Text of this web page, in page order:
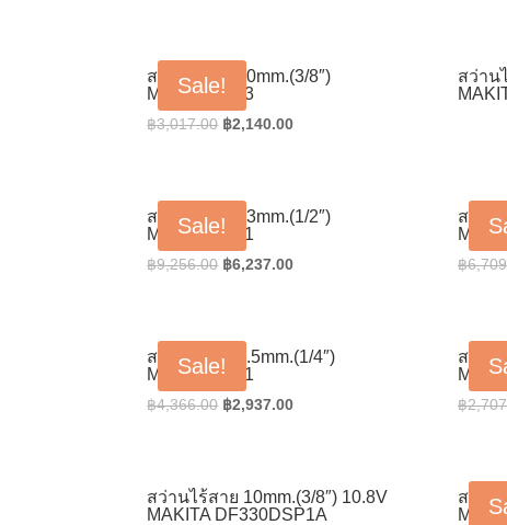
Sale!
สว่านไฟฟ้า 10mm.(3/8″)
MAKITA 6413
฿3,017.00 Original
฿3,017.00.
฿2,140.00Current
สว่าน
Sale!
สว่านไฟฟ้า 13mm.(1/2″)
MAKITA 6301
฿9,256.00 Original
฿9,256.00.
฿6,237.00Current
สว่าน
฿
Sale!
สว่านไฟฟ้า 6.5mm.(1/4″)
MAKITA 6501
฿4,366.00 Original
฿2,937.00Current
สว่าน
฿
สว่านไร้สาย 10mm.(3/8″) 10.8V
MAKITA DF330DSP1A
สว่าน